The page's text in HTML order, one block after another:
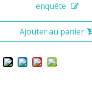
enquête
Ajouter au panier